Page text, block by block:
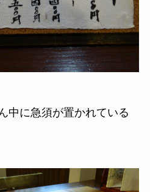
中に急須が置かれている